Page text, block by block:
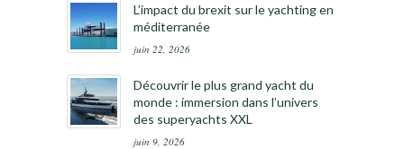
L’impact du brexit sur le yachting en
méditerranée
juin 22, 2026
Découvrir le plus grand yacht du
monde : immersion dans l’univers
des superyachts XXL
juin 9, 2026